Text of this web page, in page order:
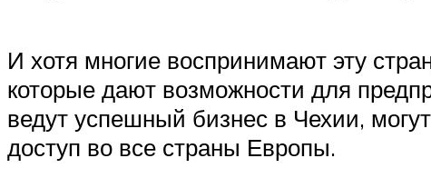
И хотя многие воспринимают эту
которые дают возможности для
ведут успешный бизнес в Чехии,
доступ во все страны Европы.